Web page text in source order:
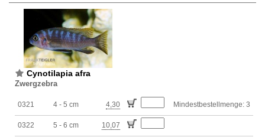
Cynotilapia afra
Zwergzebra
0321 4 - 5 cm 4,30 Mindestbestellmenge: 3
0322 5 - 6 cm 10,07